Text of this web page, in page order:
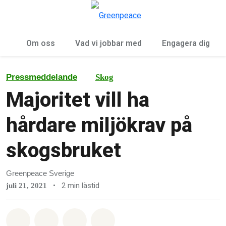
Om oss Vad vi jobbar med Engagera dig
Pressmeddelande Skog
Majoritet vill ha
hårdare miljökrav på
skogsbruket
Greenpeace Sverige
juli 21, 2021 • 2 min lästid